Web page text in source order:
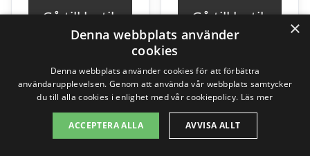
Gå till butik Gå till butik
×
Denna webbplats använder
cookies
Denna webbplats använder cookies för att förbättra
användarupplevelsen. Genom att använda vår webbplats samtycker
du till alla cookies i enlighet med vår cookiepolicy. Läs mer
ACCEPTERA ALLA AVVISA ALLT